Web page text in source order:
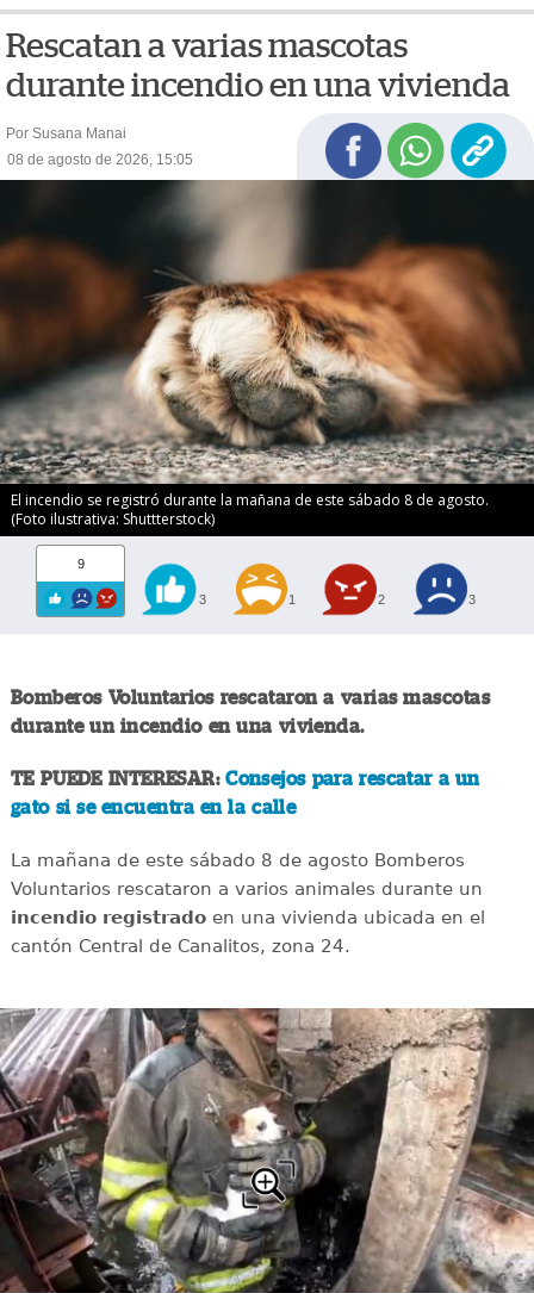
Rescatan a varias mascotas
durante incendio en una vivienda
Por Susana Manai
08 de agosto de 2026, 15:05
El incendio se registró durante la mañana de este sábado 8 de agosto.
(Foto ilustrativa: Shuttterstock)
9
3 1 2 3
Bomberos Voluntarios rescataron a varias mascotas
durante un incendio en una vivienda.
TE PUEDE INTERESAR:Consejos para rescatar a un
gato si se encuentra en la calle
La mañana de este sábado 8 de agosto Bomberos
Voluntarios rescataron a varios animales durante un
incendio registradoen una vivienda ubicada en el
cantón Central de Canalitos, zona 24.